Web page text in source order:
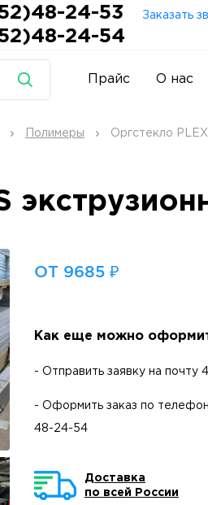
24-53 Заказать
24-54
Прайс О нас
Полимеры Оргстекло
ОТ 9685 ₽
Как еще можно
- Отправить заявку на почту
- Оформить заказ по
48-24-54
Доставка
по всей России